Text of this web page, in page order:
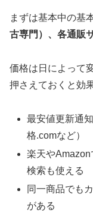
まずは基本中の基
古専門）、各通販
価格は日によって
押さえておくと効
最安値更新通
格.comなど）
楽天や
検索も使える
同一商品でも
がある